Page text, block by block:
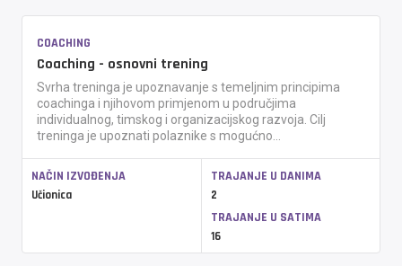
COACHING
Coaching - osnovni trening
Svrha treninga je upoznavanje s temeljnim principima
coachinga i njihovom primjenom u područjima
individualnog, timskog i organizacijskog razvoja. Cilj
treninga je upoznati polaznike s mogućno...
NAČIN IZVOĐENJA
Učionica
TRAJANJE U DANIMA
2
TRAJANJE U SATIMA
16